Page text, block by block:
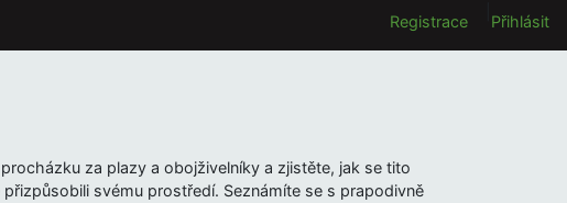
Přihlásit
Registrace
za plazy a obojživelníky a zjistěte, jak se tito
svému prostředí. Seznámíte se s prapodivně